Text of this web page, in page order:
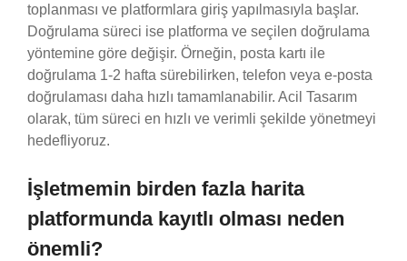
toplanması ve platformlara giriş yapılmasıyla başlar.
Doğrulama süreci ise platforma ve seçilen doğrulama
yöntemine göre değişir. Örneğin, posta kartı ile
doğrulama 1-2 hafta sürebilirken, telefon veya e-posta
doğrulaması daha hızlı tamamlanabilir. Acil Tasarım
olarak, tüm süreci en hızlı ve verimli şekilde yönetmeyi
hedefliyoruz.
İşletmemin birden fazla harita
platformunda kayıtlı olması neden
önemli?